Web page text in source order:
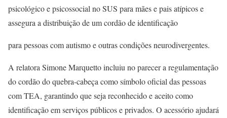
psicológico e psicossocial no SUS para mães e pais atípicos e
assegura a distribuição de um cordão de identificação
para pessoas com autismo e outras condições neurodivergentes.
A relatora Simone Marquetto incluiu no parecer a regulamentação
do cordão do quebra-cabeça como símbolo oficial das pessoas
com TEA, garantindo que seja reconhecido e aceito como
identificação em serviços públicos e privados. O acessório ajudará